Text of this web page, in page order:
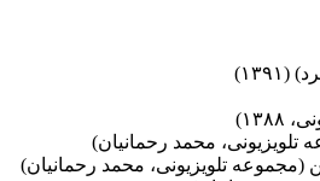
محمد رحمانیان)
تلویزیونی، محمد رحمانیان)